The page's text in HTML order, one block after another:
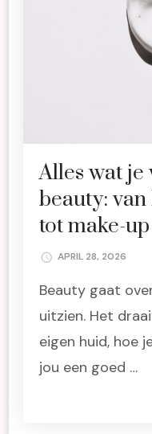
Alles wat
beauty:
tot make-up
APRIL 28, 2026
Beauty gaat
uitzien. Het
eigen huid, hoe
jou een goed …